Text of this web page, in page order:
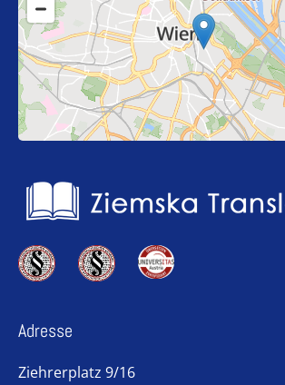
Adresse
Ziehrerplatz 9/16